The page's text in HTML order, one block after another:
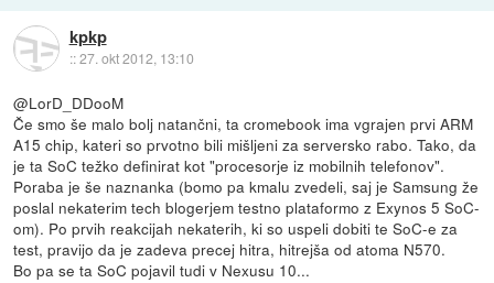
kpkp
::27. okt 2012, 13:10
@LorD_DDooM
Če smo še malo bolj natančni, ta cromebook ima vgrajen prvi ARM
A15 chip, kateri so prvotno bili mišljeni za serversko rabo. Tako, da
je ta SoC težko definirat kot "procesorje iz mobilnih telefonov".
Poraba je še naznanka (bomo pa kmalu zvedeli, saj je Samsung že
poslal nekaterim tech blogerjem testno plataformo z Exynos 5 SoC-
om). Po prvih reakcijah nekaterih, ki so uspeli dobiti te SoC-e za
test, pravijo da je zadeva precej hitra, hitrejša od atoma N570.
Bo pa se ta SoC pojavil tudi v Nexusu 10...